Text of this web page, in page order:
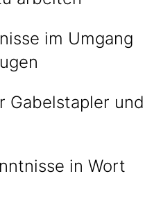
im Umgang
Gabelstapler und
in Wort